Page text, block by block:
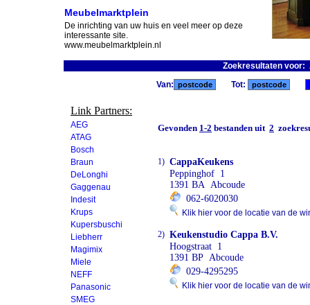
Meubelmarktplein
De inrichting van uw huis en veel meer op deze
interessante site.
www.meubelmarktplein.nl
Zoekresultaten voor:
Link Partners:
AEG
ATAG
Bosch
Braun
DeLonghi
Gaggenau
Indesit
Krups
Kupersbuschi
Liebherr
Magimix
Miele
NEFF
Panasonic
SMEG
Van: Tot:
Gevonden 1-2 bestanden uit 2
1) CappaKeukens
Peppinghof 1
1391 BA Abcoude
062-6020030
Klik hier voor de locatie van de
2) Keukenstudio Cappa B.V.
Hoogstraat 1
1391 BP Abcoude
029-4295295
Klik hier voor de locatie van de